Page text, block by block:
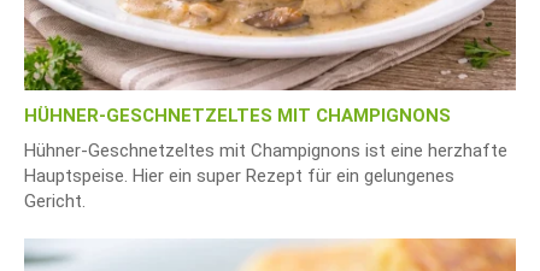
HÜHNER-GESCHNETZELTES MIT CHAMPIGNONS
Hühner-Geschnetzeltes mit Champignons ist eine herzhafte
Hauptspeise. Hier ein super Rezept für ein gelungenes
Gericht.